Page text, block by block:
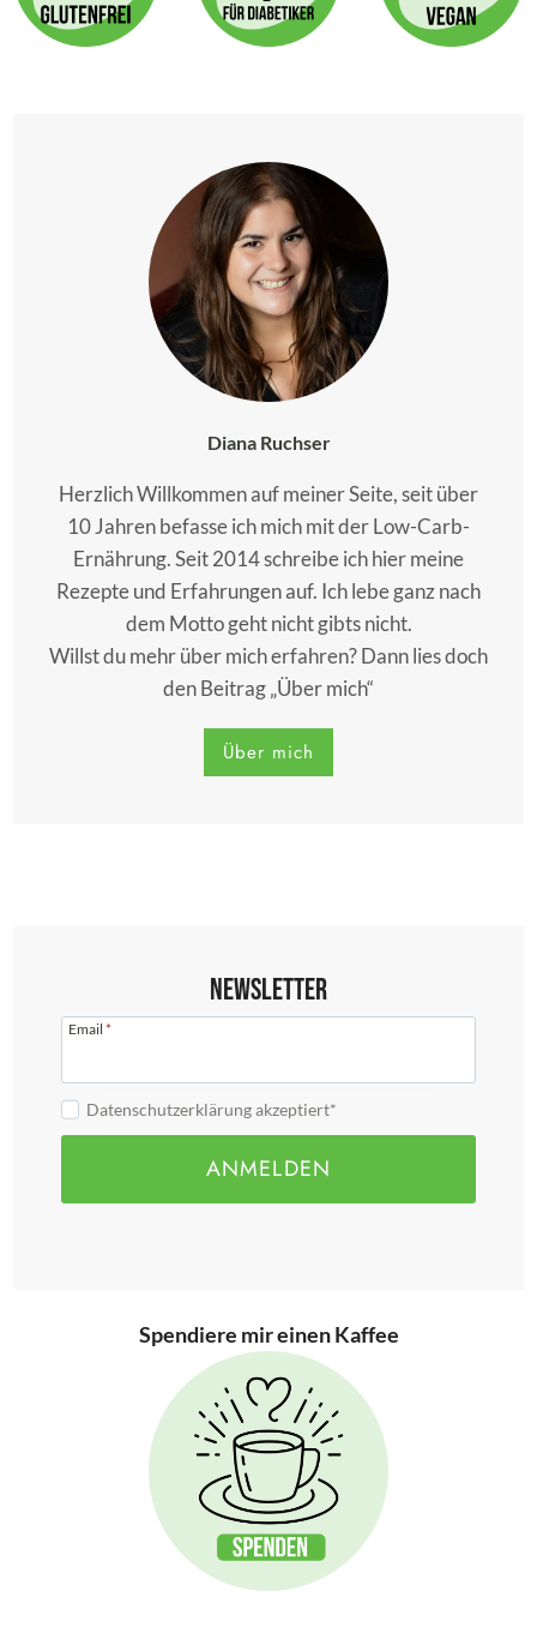
Diana Ruchser
Herzlich Willkommen auf meiner Seite, seit über
10 Jahren befasse ich mich mit der Low-Carb-
Ernährung. Seit 2014 schreibe ich hier meine
Rezepte und Erfahrungen auf. Ich lebe ganz nach
dem Motto geht nicht gibts nicht.
Willst du mehr über mich erfahren? Dann lies doch
den Beitrag „Über mich“
Über mich
Newsletter
Email *
Datenschutzerklärung akzeptiert*
ANMELDEN
Spendiere mir einen Kaffee